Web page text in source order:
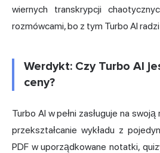
wiernych transkrypcji
rozmówcami, bo z tym Turbo AI
Werdykt: Czy Turbo AI
ceny?
Turbo AI w pełni zasługuje na
przekształcanie wykładu z
PDF w uporządkowane notatki,